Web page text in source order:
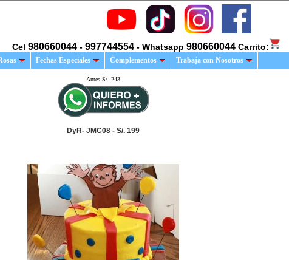
Cel 980660044 - 997744554 - Whatsapp 980660044 Carrito:
Fechas Especiales Complementos Trabaja con Nosotros
Antes S/. 243
DyR- JMC08 - S/. 199